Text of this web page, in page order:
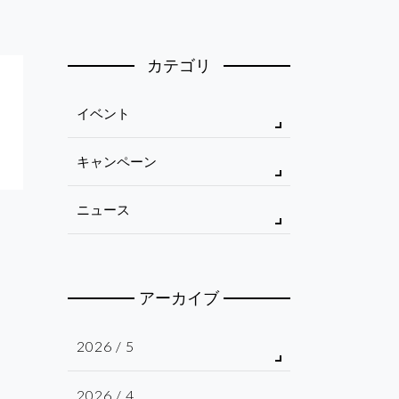
カテゴリ
イベント
キャンペーン
ニュース
アーカイブ
2026 / 5
2026 / 4